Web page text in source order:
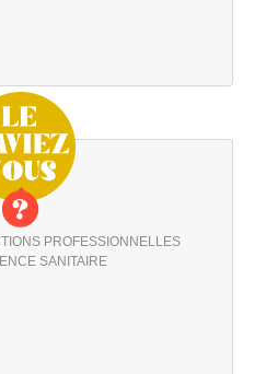
PROFESSIONNELLES
SANITAIRE